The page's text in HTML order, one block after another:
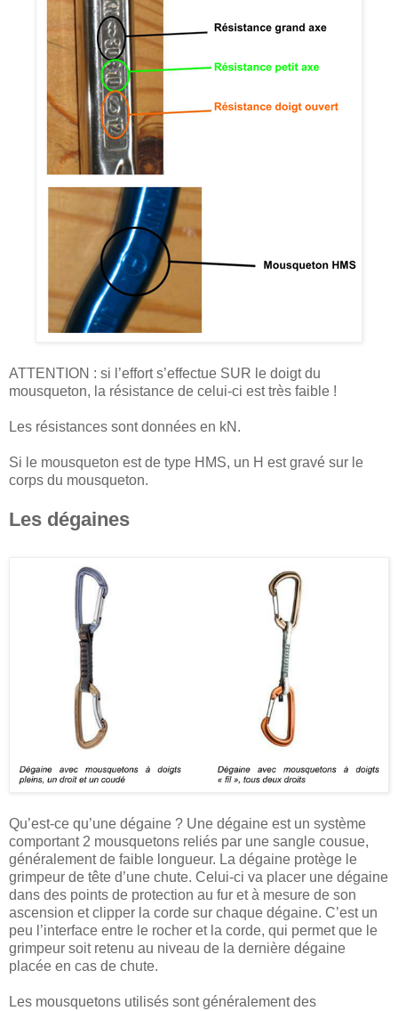
ATTENTION : si l’effort s’effectue SUR le doigt du
mousqueton, la résistance de celui-ci est très faible !
Les résistances sont données en kN.
Si le mousqueton est de type HMS, un H est gravé sur le
corps du mousqueton.
Les dégaines
Qu’est-ce qu’une dégaine ? Une dégaine est un système
comportant 2 mousquetons reliés par une sangle cousue,
généralement de faible longueur. La dégaine protège le
grimpeur de tête d’une chute. Celui-ci va placer une dégaine
dans des points de protection au fur et à mesure de son
ascension et clipper la corde sur chaque dégaine. C’est un
peu l’interface entre le rocher et la corde, qui permet que le
grimpeur soit retenu au niveau de la dernière dégaine
placée en cas de chute.
Les mousquetons utilisés sont généralement des